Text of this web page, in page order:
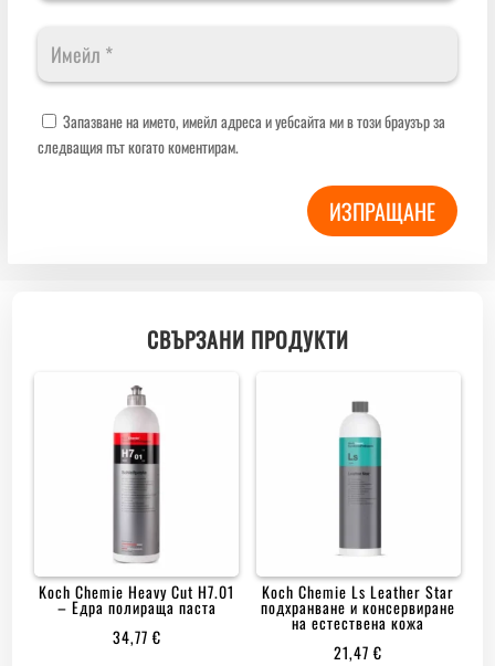
Запазване на името, имейл адреса и уебсайта ми в този браузър за
следващия път когато коментирам.
ИЗПРАЩАНЕ
СВЪРЗАНИ ПРОДУКТИ
Koch Chemie Heavy Cut H7.01
– Едра полираща паста
34,77€
Koch Chemie Ls Leather Star
подхранване и консервиране
на естествена кожа
21,47€